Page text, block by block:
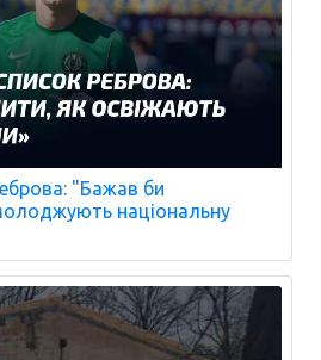
"Бажав би
національну